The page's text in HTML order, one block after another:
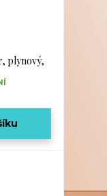
plynový,